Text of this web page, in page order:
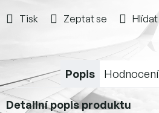
Tisk Zeptat se Hlídat
Popis Hodnocení
Detailní popis produktu